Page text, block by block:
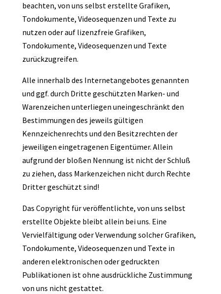
beachten, von uns selbst erstellte Grafiken,
Tondokumente, Videosequenzen und Texte zu
nutzen oder auf lizenzfreie Grafiken,
Tondokumente, Videosequenzen und Texte
zurückzugreifen.
Alle innerhalb des Internetangebotes genannten
und ggf. durch Dritte geschützten Marken- und
Warenzeichen unterliegen uneingeschränkt den
Bestimmungen des jeweils gültigen
Kennzeichenrechts und den Besitzrechten der
jeweiligen eingetragenen Eigentümer. Allein
aufgrund der bloßen Nennung ist nicht der Schluß
zu ziehen, dass Markenzeichen nicht durch Rechte
Dritter geschützt sind!
Das Copyright für veröffentlichte, von uns selbst
erstellte Objekte bleibt allein bei uns. Eine
Vervielfältigung oder Verwendung solcher Grafiken,
Tondokumente, Videosequenzen und Texte in
anderen elektronischen oder gedruckten
Publikationen ist ohne ausdrückliche Zustimmung
von uns nicht gestattet.